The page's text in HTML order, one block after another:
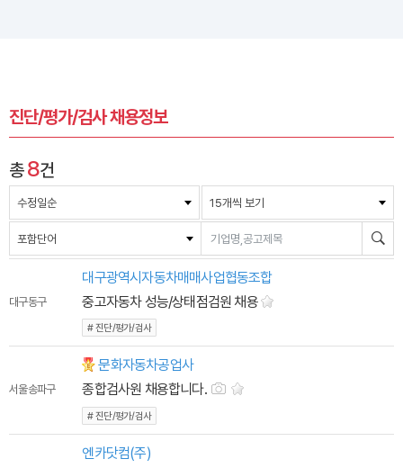
진단/평가/검사 채용정보
총8건
수정일순 15개씩 보기
포함단어
대구 동구
대구광역시자동차매매사업협동조합
중고자동차 성능/상태점검원 채용
# 진단/평가/검사
서울 송파구
잡에티켓
문화자동차공업사
종합검사원 채용합니다.
# 진단/평가/검사
엔카닷컴(주)